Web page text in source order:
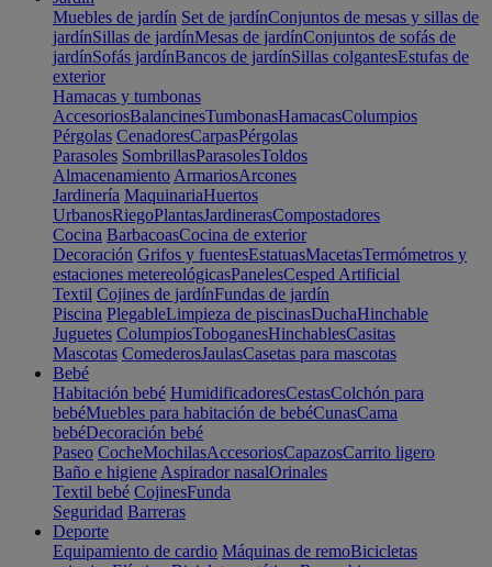
Muebles de jardín Set de jardínConjuntos de mesas y sillas de
jardínSillas de jardínMesas de jardínConjuntos de sofás de
jardínSofás jardínBancos de jardínSillas colgantesEstufas de
exterior
Hamacas y tumbonas
AccesoriosBalancinesTumbonasHamacasColumpios
Pérgolas CenadoresCarpasPérgolas
Parasoles SombrillasParasolesToldos
Almacenamiento ArmariosArcones
Jardinería MaquinariaHuertos
UrbanosRiegoPlantasJardinerasCompostadores
Cocina BarbacoasCocina de exterior
Decoración Grifos y fuentesEstatuasMacetasTermómetros y
estaciones metereológicasPanelesCesped Artificial
Textil Cojines de jardínFundas de jardín
Piscina PlegableLimpieza de piscinasDuchaHinchable
Juguetes ColumpiosToboganesHinchablesCasitas
Mascotas ComederosJaulasCasetas para mascotas
Bebé
Habitación bebé HumidificadoresCestasColchón para
bebéMuebles para habitación de bebéCunasCama
bebéDecoración bebé
Paseo CocheMochilasAccesoriosCapazosCarrito ligero
Baño e higiene Aspirador nasalOrinales
Textil bebé CojinesFunda
Seguridad Barreras
Deporte
Equipamiento de cardio Máquinas de remoBicicletas